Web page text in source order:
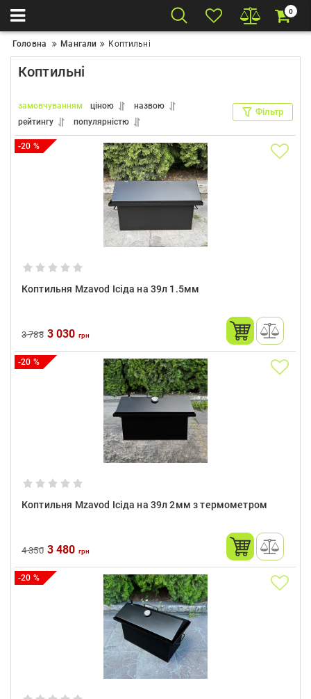
0
Головна Мангали Коптильні
Коптильні
замовчуванням ціною
назвою
рейтингу
популярністю
Фільтр
-20 %
Коптильня Mzavod Ісіда на 39л 1.5мм
3 788 3 030 грн
-20 %
Коптильня Mzavod Ісіда на 39л 2мм з термометром
4 350 3 480 грн
-20 %